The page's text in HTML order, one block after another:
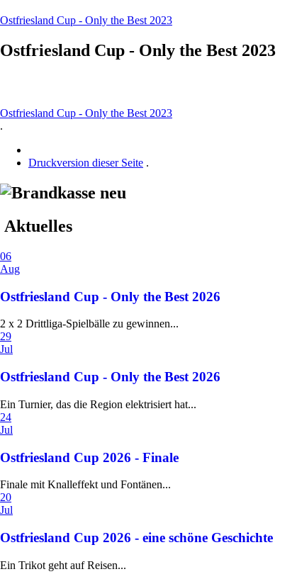
Ostfriesland Cup - Only the Best 2023
Ostfriesland Cup - Only the Best 2023
Ostfriesland Cup - Only the Best 2023
.
Druckversion dieser Seite .
Aktuelles
06
Aug
Ostfriesland Cup - Only the Best 2026
2 x 2 Drittliga-Spielbälle zu gewinnen...
29
Jul
Ostfriesland Cup - Only the Best 2026
Ein Turnier, das die Region elektrisiert hat...
24
Jul
Ostfriesland Cup 2026 - Finale
Finale mit Knalleffekt und Fontänen...
20
Jul
Ostfriesland Cup 2026 - eine schöne Geschichte
Ein Trikot geht auf Reisen...